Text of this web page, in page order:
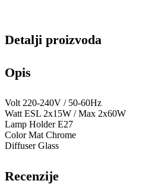
Detalji proizvoda
Opis
Volt 220-240V / 50-60Hz
Watt ESL 2x15W / Max 2x60W
Lamp Holder E27
Color Mat Chrome
Diffuser Glass
Recenzije